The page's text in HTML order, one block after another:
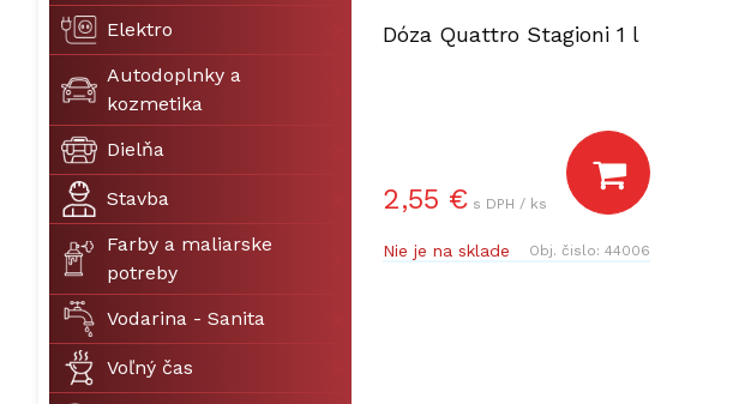
Dóza Quattro Stagioni 1 l
2,55 € s DPH / ks
Nie je na sklade Obj. čislo:44006
Elektro
Autodoplnky a
kozmetika
Dielňa
Stavba
Farby a maliarske
potreby
Vodarina - Sanita
Voľný čas